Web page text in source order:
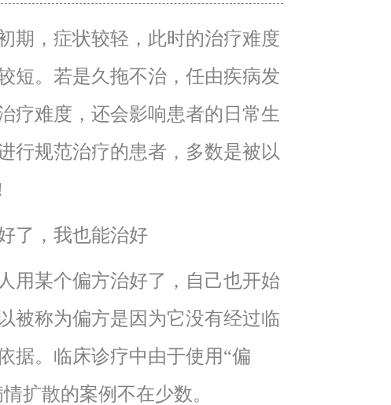
，症状较轻，此时的治疗难度
短。若是久拖不治，任由疾病发
疗难度，还会影响患者的日常生
行规范治疗的患者，多数是被以
，我也能治好
某个偏方治好了，自己也开始
被称为偏方是因为它没有经过临
据。临床诊疗中由于使用“偏
扩散的案例不在少数。